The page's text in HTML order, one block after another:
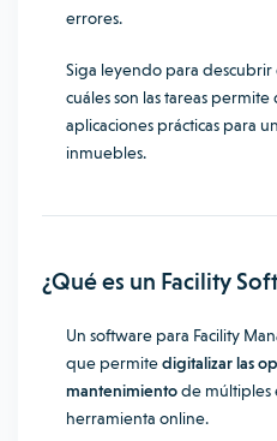
errores.
Siga leyendo para descubrir
cuáles son las tareas
aplicaciones prácticas para
inmuebles.
¿Qué es un Facility
Un software para Facility
que permitedigitalizar las
mantenimientode múltiples
herramienta online.